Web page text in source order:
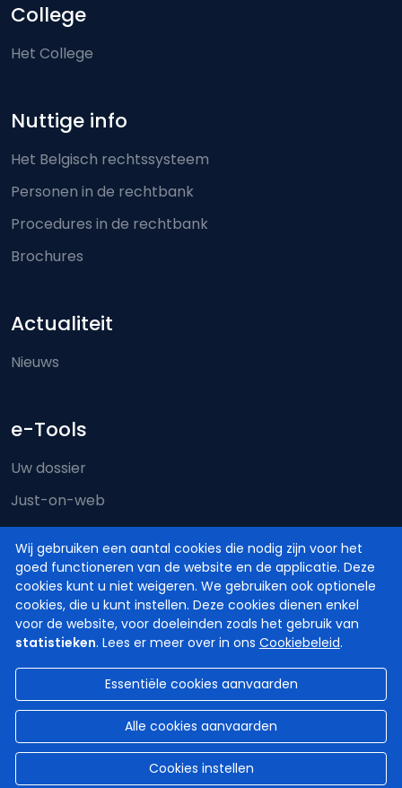
Wij gebruiken een aantal cookies die nodig zijn voor het
goed functioneren van de website en de applicatie. Deze
cookies kunt u niet weigeren. We gebruiken ook optionele
cookies, die u kunt instellen. Deze cookies dienen enkel
voor de website, voor doeleinden zoals het gebruik van
statistieken. Lees er meer over in ons Cookiebeleid.
Essentiële cookies aanvaarden
Alle cookies aanvaarden
Cookies instellen
College
Het College
Nuttige info
Het Belgisch rechtssysteem
Personen in de rechtbank
Procedures in de rechtbank
Brochures
Actualiteit
Nieuws
e-Tools
Uw dossier
Just-on-web
e-Deposit
Territoriale bevoegdheid
Privacy
Cookiebeleid
Toegankelijkheidsverklaring